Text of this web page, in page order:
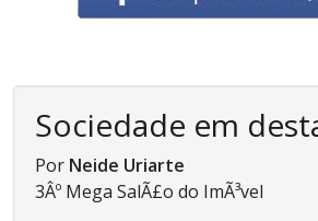
Sociedade em
Por Neide Uriarte
3Âº Mega SalÃ£o do ImÃ³vel